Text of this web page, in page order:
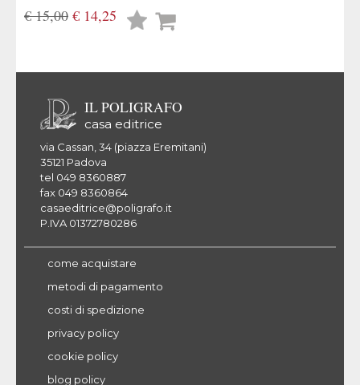
€ 15,00 € 14,25
Lista
IL POLIGRAFO
casa editrice
via Cassan, 34 (piazza Eremitani)
35121 Padova
tel 049 8360887
fax 049 8360864
casaeditrice@poligrafo.it
P.IVA 01372780286
come acquistare
metodi di pagamento
costi di spedizione
privacy policy
cookie policy
blog policy